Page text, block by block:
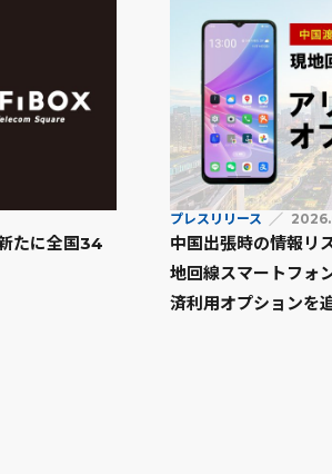
たに全国34
プレスリリース
中国出張時の情報リ
地回線スマートフォ
済利用オプションを